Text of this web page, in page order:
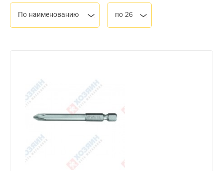
По наименованию по 26